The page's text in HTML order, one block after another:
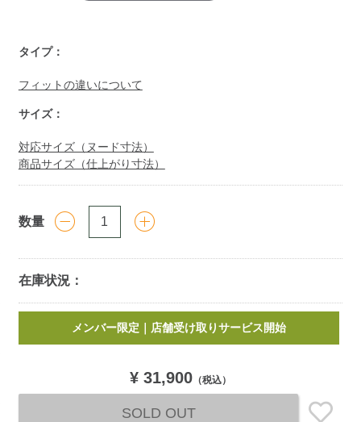
タイプ：
フィットの違いについて
サイズ：
対応サイズ（ヌード寸法）
商品サイズ（仕上がり寸法）
数量
在庫状況：
Add
メンバー限定｜店舗受け取りサービス開始
￥5,000 (税込) 以上お買い上げで送料無料
¥ 31,900 （税込）
SOLD OUT